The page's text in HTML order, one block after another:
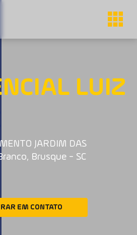
LUIZ
JARDIM DAS
Brusque - SC
EM CONTATO